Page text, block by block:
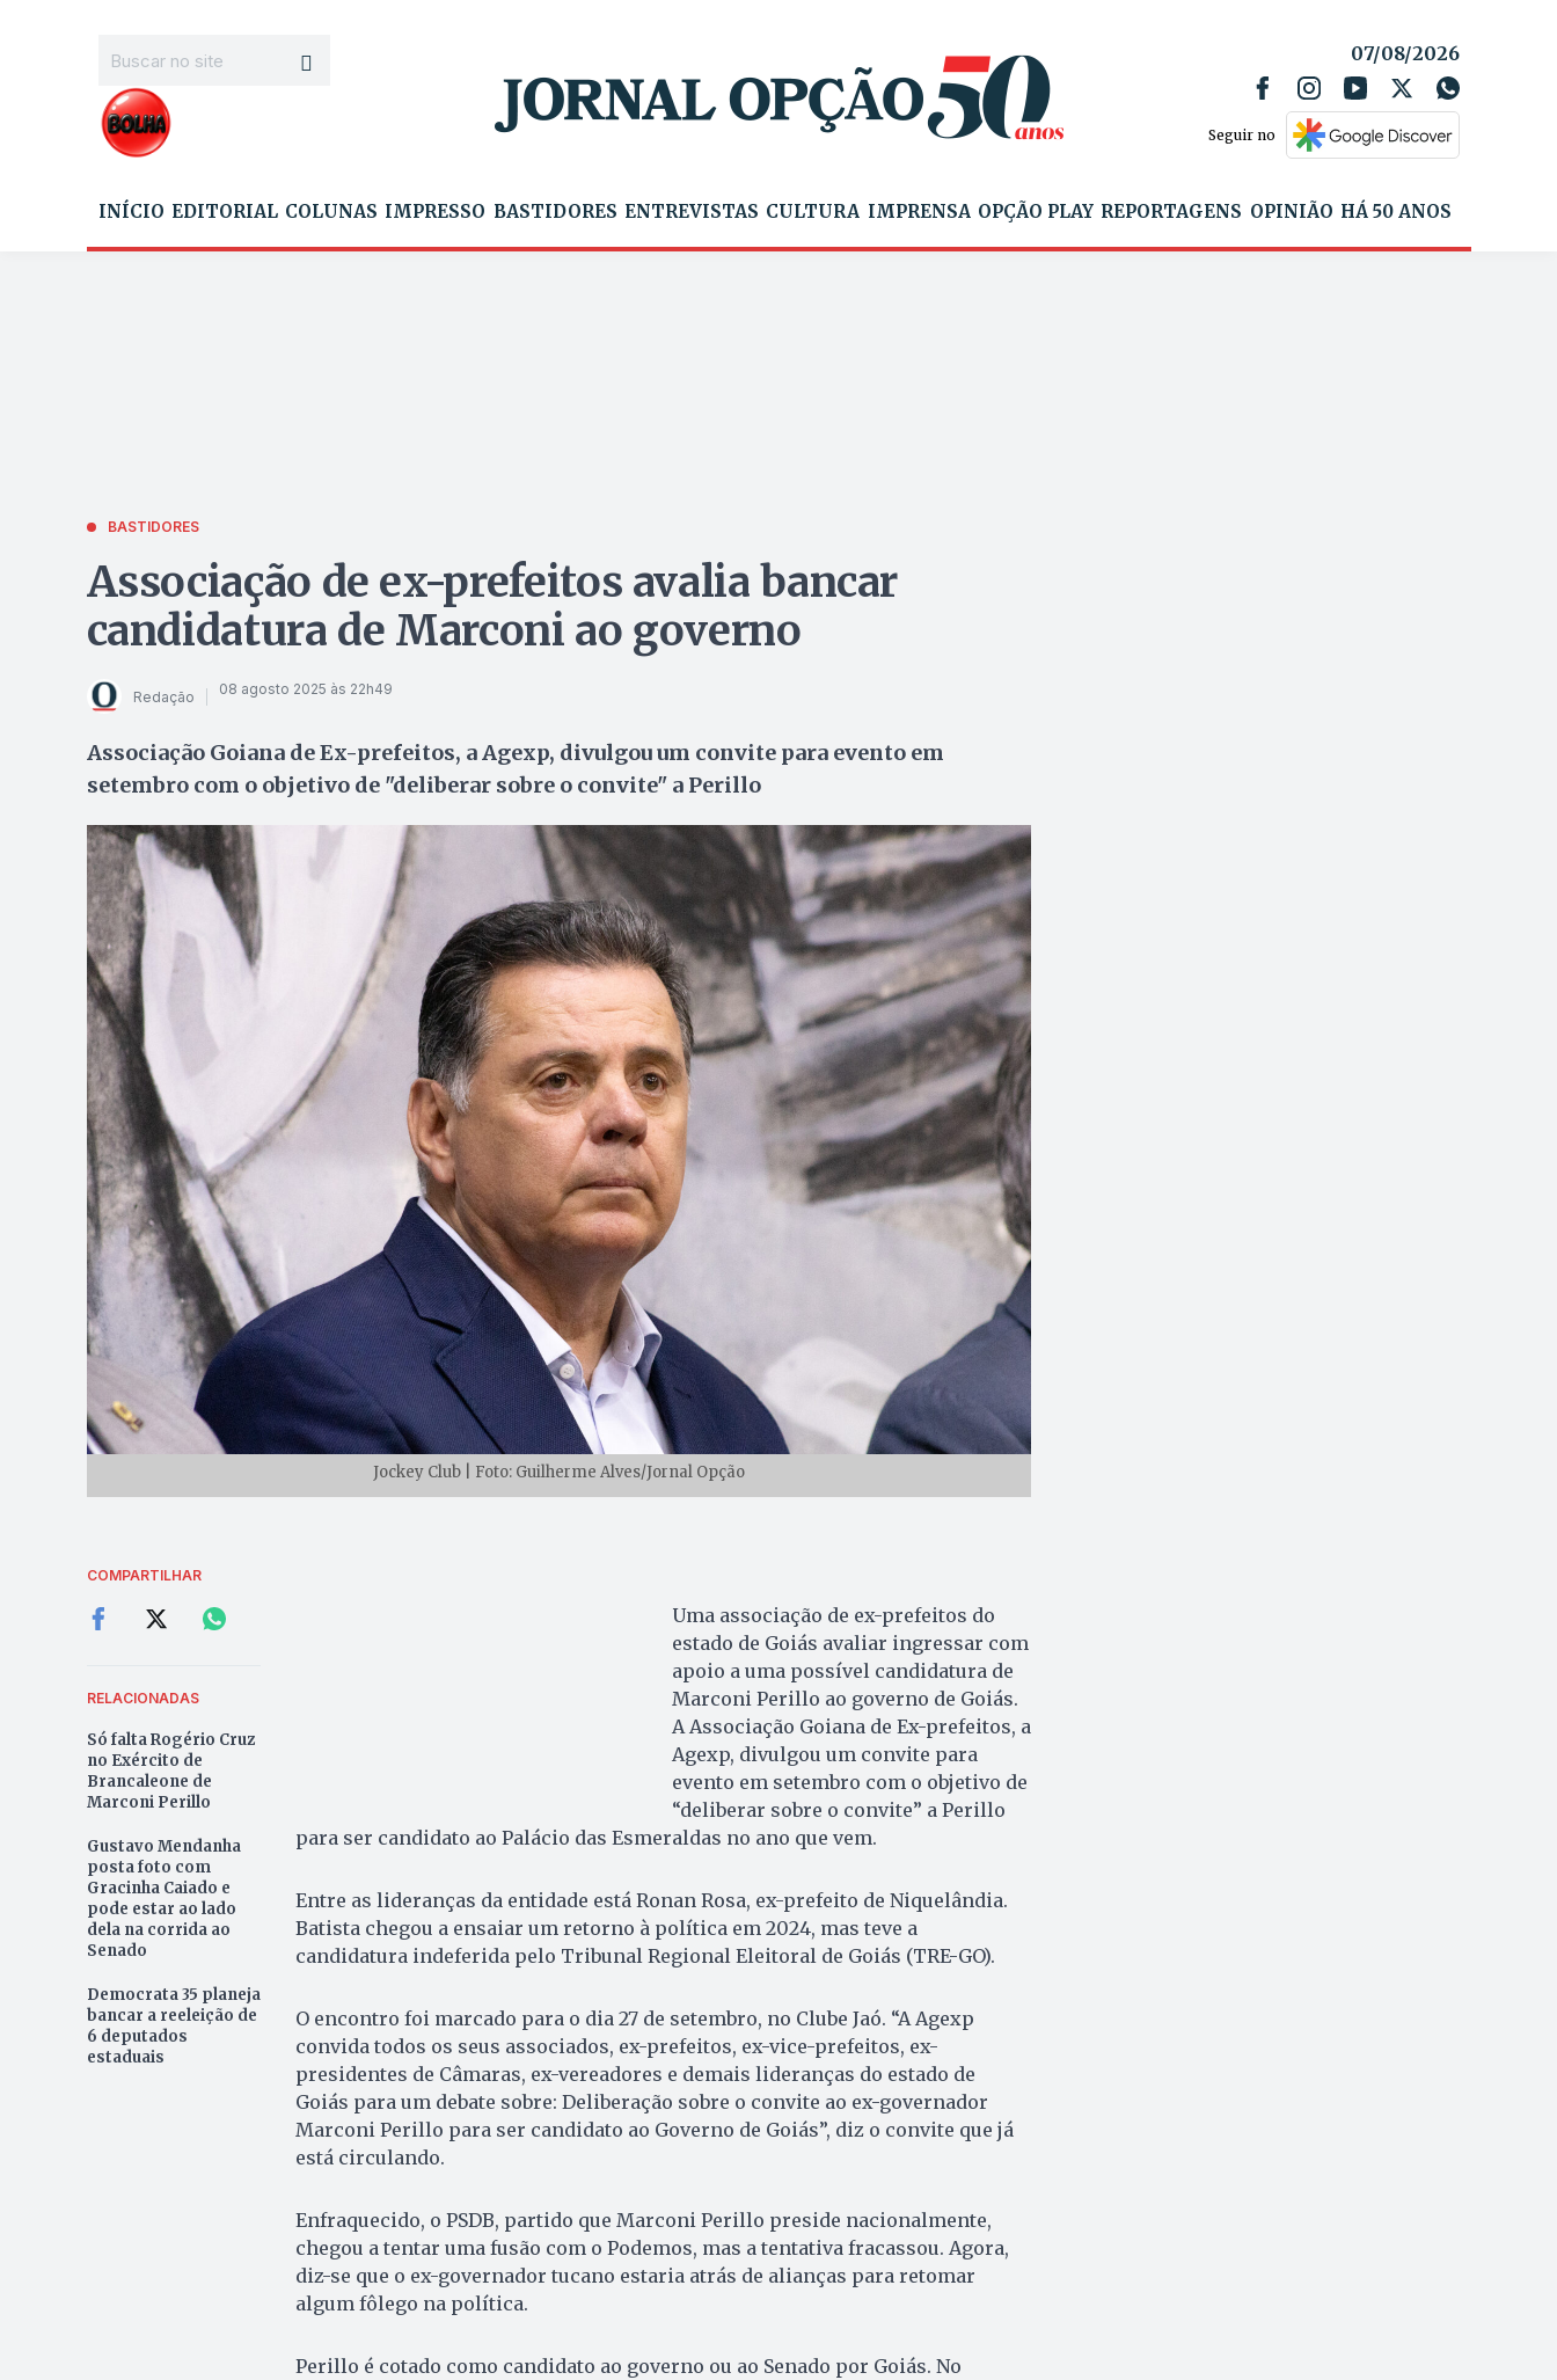
07/08/2026
Seguir no
INÍCIO EDITORIAL COLUNAS IMPRESSO BASTIDORES ENTREVISTAS CULTURA IMPRENSA OPÇÃO PLAY REPORTAGENS OPINIÃO HÁ 50 ANOS
BASTIDORES
Associação de ex-prefeitos avalia bancar
candidatura de Marconi ao governo
Redação 08 agosto 2025 às 22h49
Associação Goiana de Ex-prefeitos, a Agexp, divulgou um convite para evento em
setembro com o objetivo de "deliberar sobre o convite" a Perillo
Jockey Club | Foto: Guilherme Alves/Jornal Opção
COMPARTILHAR
RELACIONADAS
Só falta Rogério Cruz
no Exército de
Brancaleone de
Marconi Perillo
Gustavo Mendanha
posta foto com
Gracinha Caiado e
pode estar ao lado
dela na corrida ao
Senado
Democrata 35 planeja
bancar a reeleição de
6 deputados
estaduais
Uma associação de ex-prefeitos do
estado de Goiás avaliar ingressar com
apoio a uma possível candidatura de
Marconi Perillo ao governo de Goiás.
A Associação Goiana de Ex-prefeitos, a
Agexp, divulgou um convite para
evento em setembro com o objetivo de
“deliberar sobre o convite” a Perillo
para ser candidato ao Palácio das Esmeraldas no ano que vem.
Entre as lideranças da entidade está Ronan Rosa, ex-prefeito de Niquelândia.
Batista chegou a ensaiar um retorno à política em 2024, mas teve a
candidatura indeferida pelo Tribunal Regional Eleitoral de Goiás (TRE-GO).
O encontro foi marcado para o dia 27 de setembro, no Clube Jaó. “A Agexp
convida todos os seus associados, ex-prefeitos, ex-vice-prefeitos, ex-
presidentes de Câmaras, ex-vereadores e demais lideranças do estado de
Goiás para um debate sobre: Deliberação sobre o convite ao ex-governador
Marconi Perillo para ser candidato ao Governo de Goiás”, diz o convite que já
está circulando.
Enfraquecido, o PSDB, partido que Marconi Perillo preside nacionalmente,
chegou a tentar uma fusão com o Podemos, mas a tentativa fracassou. Agora,
diz-se que o ex-governador tucano estaria atrás de alianças para retomar
algum fôlego na política.
Perillo é cotado como candidato ao governo ou ao Senado por Goiás. No